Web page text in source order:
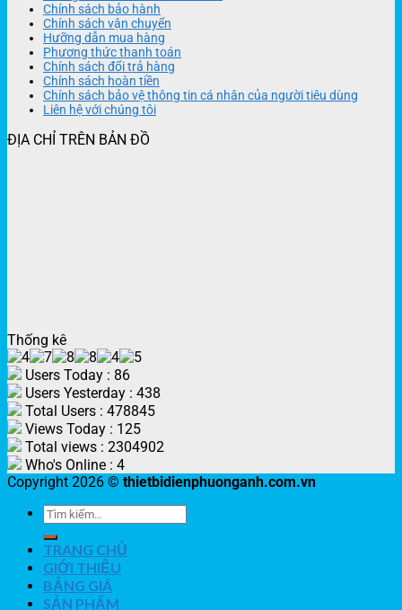
Chính sách bảo hành
Chính sách vận chuyển
Hưỡng dẫn mua hàng
Phương thức thanh toán
Chính sách đổi trả hàng
Chính sách hoàn tiền
Chính sách bảo vệ thông tin cá nhân của người tiêu dùng
Liên hệ với chúng tôi
ĐỊA CHỈ TRÊN BẢN ĐỒ
Thống kê
Users Today : 86
Users Yesterday : 438
Total Users : 478845
Views Today : 125
Total views : 2304902
Who's Online : 4
Copyright 2026 © thietbidienphuonganh.com.vn
TRANG CHỦ
GIỚI THIỆU
BẢNG GIÁ
SẢN PHẨM